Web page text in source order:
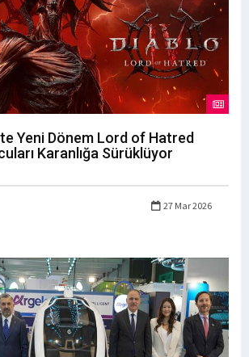
Yeni Dönem Lord of Hatred
Karanlığa Sürüklüyor
27 Mar 2026